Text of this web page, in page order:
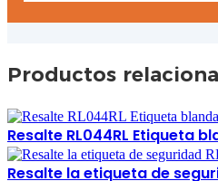
Productos
Resalte RL044RL Etiqueta
Resalte la etiqueta de